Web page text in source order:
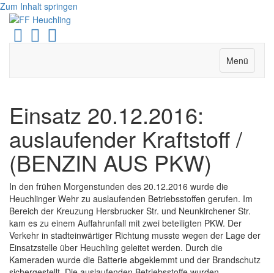
Zum Inhalt springen
FacebookYoutubeInstagram
Menü
Einsatz 20.12.2016:
auslaufender Kraftstoff /
(BENZIN AUS PKW)
In den frühen Morgenstunden des 20.12.2016 wurde die
Heuchlinger Wehr zu auslaufenden Betriebsstoffen gerufen. Im
Bereich der Kreuzung Hersbrucker Str. und Neunkirchener Str.
kam es zu einem Auffahrunfall mit zwei beteiligten PKW. Der
Verkehr in stadteinwärtiger Richtung musste wegen der Lage der
Einsatzstelle über Heuchling geleitet werden. Durch die
Kameraden wurde die Batterie abgeklemmt und der Brandschutz